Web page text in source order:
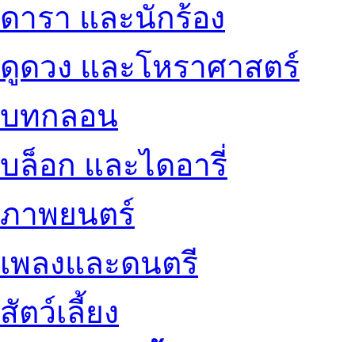
ดารา และนักร้อง
ดูดวง และโหราศาสตร์
บทกลอน
บล็อก และไดอารี่
ภาพยนตร์
เพลงและดนตรี
สัตว์เลี้ยง